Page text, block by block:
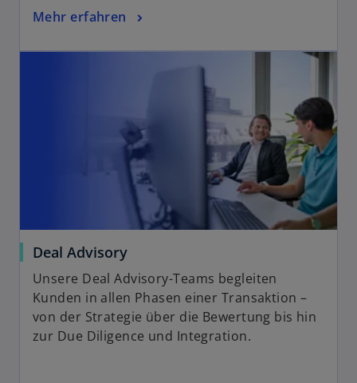
Mehr erfahren
Deal Advisory
Unsere Deal Advisory-Teams begleiten
Kunden in allen Phasen einer Transaktion –
von der Strategie über die Bewertung bis hin
zur Due Diligence und Integration.